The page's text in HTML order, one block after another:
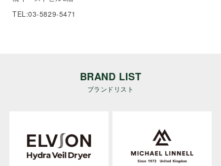
TEL:03-5829-5471
BRAND LIST
ブランドリスト